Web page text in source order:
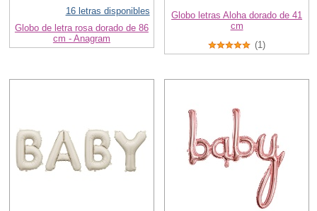
16 letras disponibles
Globo de letra rosa dorado de 86
cm - Anagram
Globo letras Aloha dorado de 41
cm
(1)